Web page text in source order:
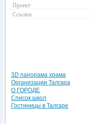
Проект
Ссылки
3D панорама храма
Организации Талгара
О ГОРОДЕ
Список школ
Гостиницы в Талгаре